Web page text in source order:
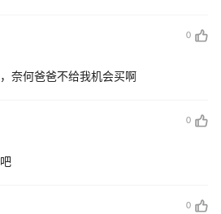
0
奈何爸爸不给我机会买啊
0
0